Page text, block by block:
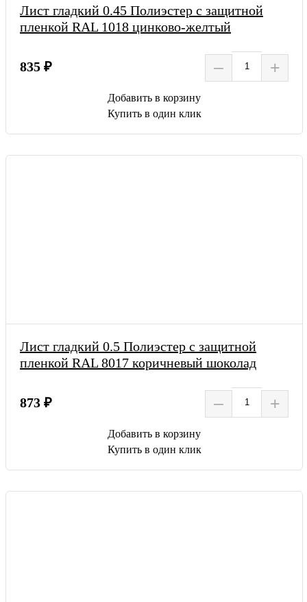
Лист гладкий 0.45 Полиэстер с защитной
пленкой RAL 1018 цинково-желтый
835 ₽ – +
Добавить в корзину
Купить в один клик
Лист гладкий 0.5 Полиэстер с защитной
пленкой RAL 8017 коричневый шоколад
873 ₽ – +
Добавить в корзину
Купить в один клик